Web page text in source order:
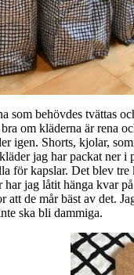
som behövdes tvättas
om kläderna är rena
igen. Shorts, kjolar,
jag har packat ner i
för kapslar. Det blev tre
jag låtit hänga kvar
att de mår bäst av det.
ska bli dammiga.